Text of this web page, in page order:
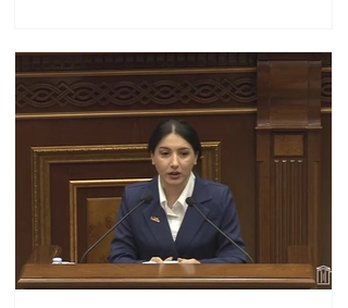
փոխանցվել են
քննչական բաժին